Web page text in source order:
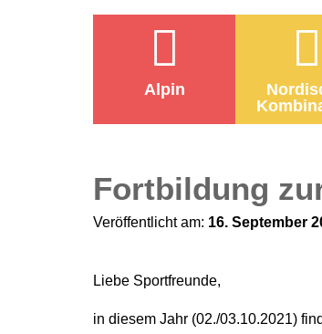
Alpin
Fortbildung
Veröffentlicht am: 16. September
Liebe Sportfreunde,
in diesem Jahr (02./03.10.2021)